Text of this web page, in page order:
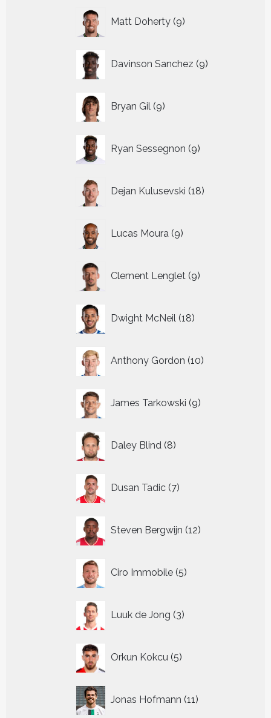
Matt Doherty 9
producten
Davinson Sanchez 9
producten
Bryan Gil 9
producten
Ryan Sessegnon 9
producten
Dejan Kulusevski 18
producten
Lucas Moura 9
producten
Clement Lenglet 9
producten
Dwight McNeil 18
producten
Anthony Gordon 10
producten
James Tarkowski 9
producten
Daley Blind 8
producten
Dusan Tadic 7
producten
Steven Bergwijn 12
producten
Ciro Immobile 5
producten
Luuk de Jong 3
producten
Orkun Kokcu 5
producten
Jonas Hofmann 11
producten